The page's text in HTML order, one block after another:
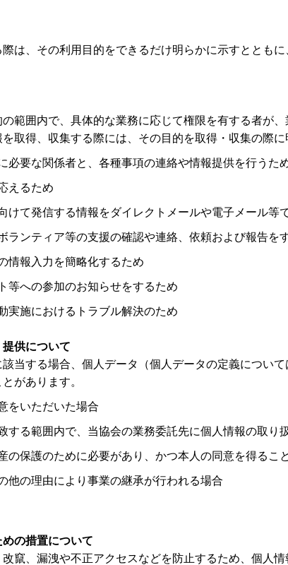
は、その利用目的をできるだけ明らかに示すととも
範囲内で、具体的な業務に応じて権限を有する者が
取得、収集する際には、その目的を取得・収集の際に
必要な関係者と、各種事項の連絡や情報提供を行うた
えるため
けて発信する情報をダイレクトメールや電子メール等
ランティア等の支援の確認や連絡、依頼および報告を
情報入力を簡略化するため
等への参加のお知らせをするため
実施におけるトラブル解決のため
供について
当する場合、個人データ（個人データの定義について
があります。
をいただいた場合
する範囲内で、当協会の業務委託先に個人情報の取り
の保護のために必要があり、かつ本人の同意を得るこ
他の理由により事業の継承が行われる場合
の措置について
竄、漏洩や不正アクセスなどを防止するため、個人